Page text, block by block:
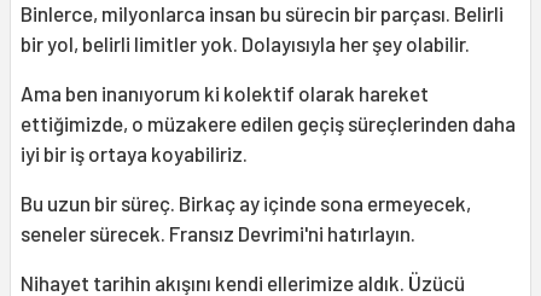
Binlerce, milyonlarca insan bu sürecin bir parçası. Belirli
bir yol, belirli limitler yok. Dolayısıyla her şey olabilir.
Ama ben inanıyorum ki kolektif olarak hareket
ettiğimizde, o müzakere edilen geçiş süreçlerinden daha
iyi bir iş ortaya koyabiliriz.
Bu uzun bir süreç. Birkaç ay içinde sona ermeyecek,
seneler sürecek. Fransız Devrimi'ni hatırlayın.
Nihayet tarihin akışını kendi ellerimize aldık. Üzücü